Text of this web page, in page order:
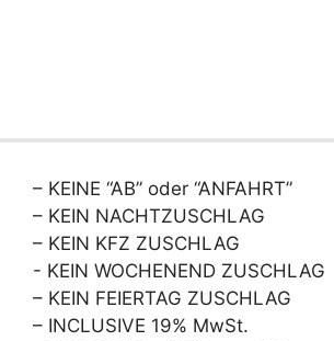
– KEINE “AB” oder “ANFAHRT”
– KEIN NACHTZUSCHLAG
– KEIN KFZ ZUSCHLAG
- KEIN WOCHENEND ZUSCHLAG
– KEIN FEIERTAG ZUSCHLAG
– INCLUSIVE 19% MwSt.